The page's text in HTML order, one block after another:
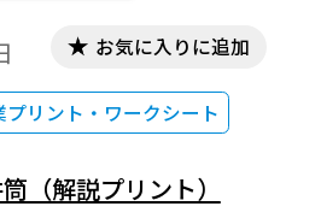
プリント・ワークシート
お気に入りに追加
（解説プリント）